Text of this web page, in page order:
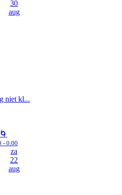
30
aug
niet kl...
- 0.00
za
22
aug